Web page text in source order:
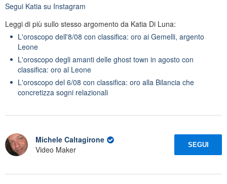
Segui Katia su Instagram
Leggi di più sullo stesso argomento da Katia Di Luna:
L'oroscopo dell'8/08 con classifica: oro ai Gemelli, argento
Leone
L'oroscopo degli amanti delle ghost town in agosto con
classifica: oro al Leone
L'oroscopo del 6/08 con classifica: oro alla Bilancia che
concretizza sogni relazionali
Michele Caltagirone
Video Maker
SEGUI